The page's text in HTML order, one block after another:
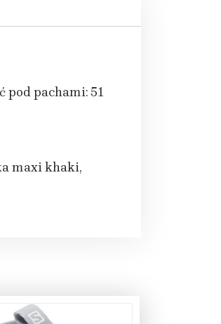
pod pachami: 51
maxi khaki,